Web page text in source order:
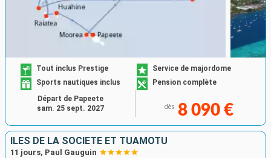
Tout inclus Prestige
Service de majordome
Sports nautiques inclus
Pension complète
dès 8 090 €
Départ de Papeete
sam. 25 sept. 2027
ÎLES DE LA SOCIÉTÉ ET TUAMOTU
11 jours, Paul Gauguin